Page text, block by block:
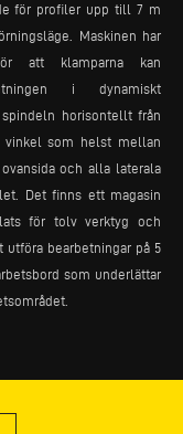
för profiler upp till 7 m
Maskinen har
att klamparna kan
i dynamiskt
spindeln horisontellt från
vinkel som helst mellan
och alla laterala
Det finns ett magasin
för tolv verktyg och
bearbetningar på 5
som underlättar